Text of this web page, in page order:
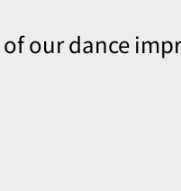
our dance